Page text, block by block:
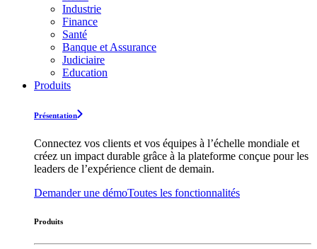
Industrie
Finance
Santé
Banque et Assurance
Judiciaire
Education
Produits
Présentation
Connectez vos clients et vos équipes à l’échelle mondiale et
créez un impact durable grâce à la plateforme conçue pour les
leaders de l’expérience client de demain.
Demander une démoToutes les fonctionnalités
Produits